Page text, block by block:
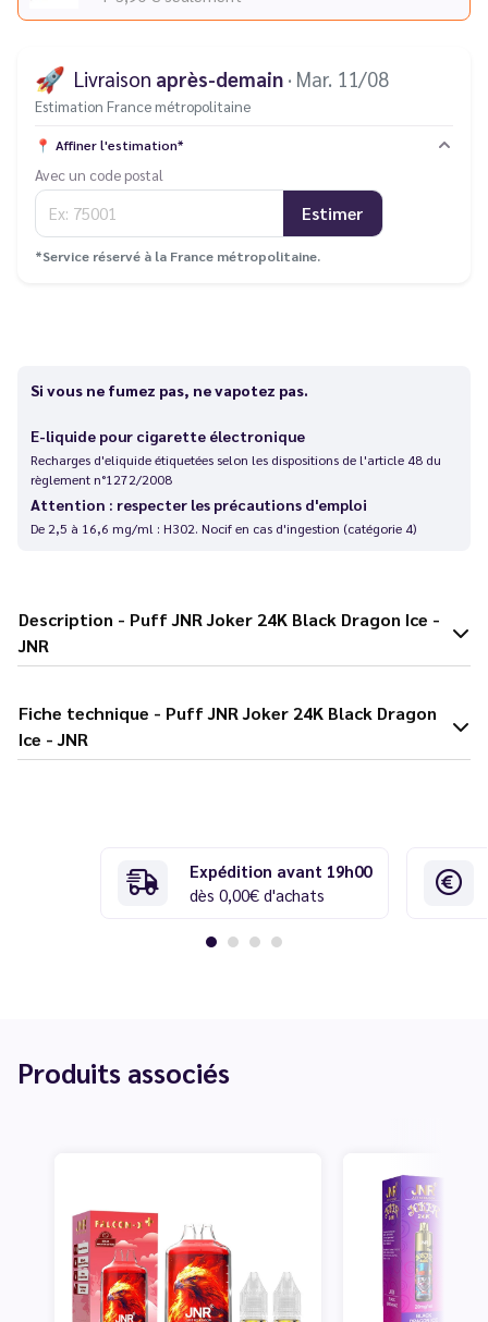
🚀 Livraison après-demain · Mar. 11/08
Estimation France métropolitaine
📍 Affiner l'estimation*
Avec un code postal
Estimer
*Service réservé à la France métropolitaine.
Si vous ne fumez pas, ne vapotez pas.
E-liquide pour cigarette électronique
Recharges d'eliquide étiquetées selon les dispositions de l'article 48 du
règlement n°1272/2008
Attention : respecter les précautions d'emploi
De 2,5 à 16,6 mg/ml : H302. Nocif en cas d'ingestion (catégorie 4)
Description - Puff JNR Joker 24K Black Dragon Ice -
JNR
Fiche technique - Puff JNR Joker 24K Black Dragon
Ice - JNR
Expédition avant 19h00
dès 0,00€ d'achats
Produits associés